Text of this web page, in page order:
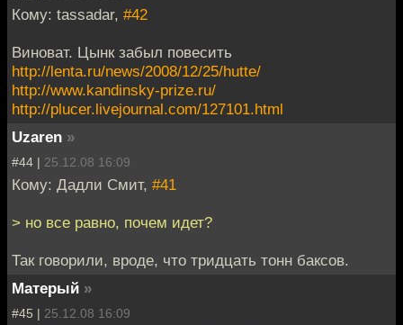
Кому: tassadar, #42
Виноват. Цынк забыл повесить
http://lenta.ru/news/2008/12/25/hutte/
http://www.kandinsky-prize.ru/
http://plucer.livejournal.com/127101.html
Uzaren »
#44 | 25.12.08 16:09
Кому: Дадли Смит, #41
> но все равно, почем идет?
Так говорили, вроде, что тридцать тонн баксов.
Матерый »
#45 | 25.12.08 16:09